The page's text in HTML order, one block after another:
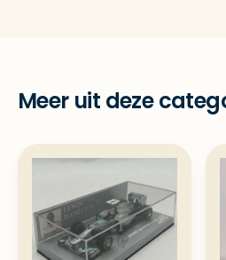
Meer uit deze